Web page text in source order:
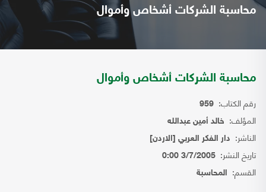
محاسبة الشركات أشخاص وأموال
محاسبة الشركات أشخاص وأموال
رقم الكتاب: 959
المؤلف: خالد أمين عبدالله
الناشر: دار الفكر العربي [الاردن]
تاريخ النشر: 3/7/2005 0:00
القسم: المحاسبة